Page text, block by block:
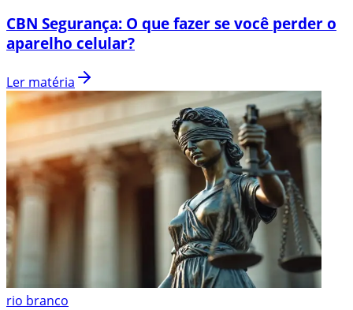
CBN Segurança: O que fazer se você perder o
aparelho celular?
Ler matéria
rio branco